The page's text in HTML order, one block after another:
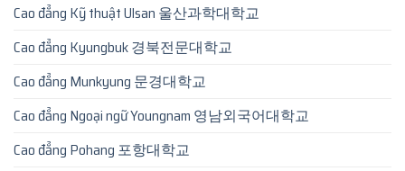
Cao đẳng Kỹ thuật Ulsan 울산과학대학교
Cao đẳng Kyungbuk 경북전문대학교
Cao đẳng Munkyung 문경대학교
Cao đẳng Ngoại ngữ Youngnam 영남외국어대학교
Cao đẳng Pohang 포항대학교